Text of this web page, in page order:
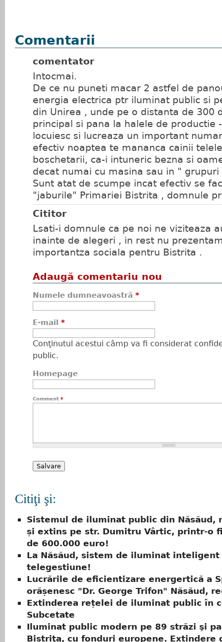
Comentarii
comentator
Intocmai.
De ce nu puneti macar 2 astfel de
energia electrica ptr iluminat public si
din Unirea , unde pe o distanta de 300
principal si pana la halele de productie
locuiesc si lucreaza un important
efectiv noaptea te mananca cainii
boschetarii, ca-i intuneric bezna si
decat numai cu masina sau in "
Sunt atat de scumpe incat efectiv se
"jaburile" Primariei Bistrita , domnule
Cititor
Lsati-i domnule ca pe noi ne viziteaza
inainte de alegeri , in rest nu
importantza sociala pentru Bistrita .
Adaugă comentariu nou
Numele dumneavoastră *
E-mail *
Conţinutul acestui câmp va fi considerat
public.
Homepage
Comment *
Citiţi şi:
Sistemul de iluminat public din Năsăud,
și extins pe str. Dumitru Vârtic, printr-o
de 600.000 euro!
La Năsăud, sistem de iluminat
telegestiune!
Lucrările de eficientizare energertică a
orășenesc "Dr. George Trifon" Năsăud,
Extinderea rețelei de iluminat public în
Subcetate
Iluminat public modern pe 89 străzi şi
Bistriţa, cu fonduri europene. Extindere